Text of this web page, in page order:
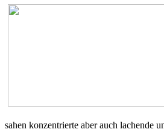
sahen konzentrierte aber auch lachende